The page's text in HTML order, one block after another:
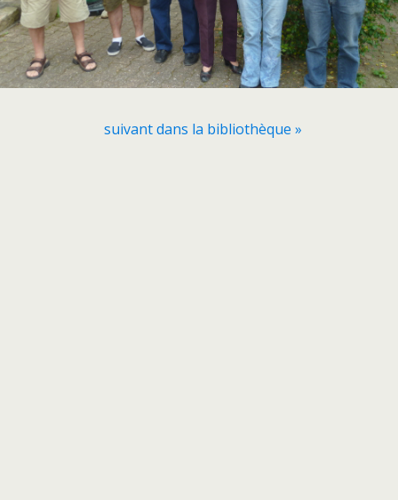
suivant dans la bibliothèque »